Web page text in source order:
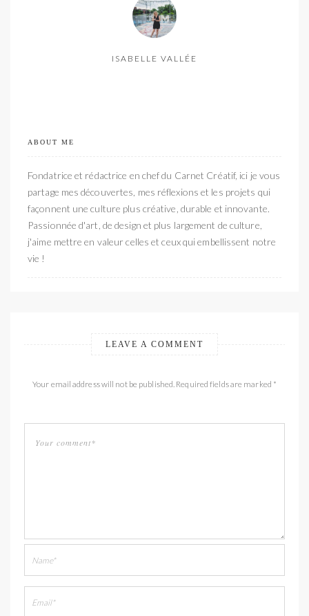
ISABELLE VALLÉE
ABOUT ME
Fondatrice et rédactrice en chef du Carnet Créatif, ici je vous
partage mes découvertes, mes réflexions et les projets qui
façonnent une culture plus créative, durable et innovante.
Passionnée d'art, de design et plus largement de culture,
j'aime mettre en valeur celles et ceux qui embellissent notre
vie !
LEAVE A COMMENT
Your email address will not be published. Required fields are marked *